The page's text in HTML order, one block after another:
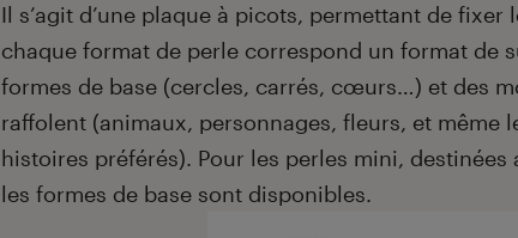
Il s’agit d’une plaque à picots, permettant de fixer
chaque format de perle correspond un format de
formes de base (cercles, carrés, cœurs…) et des
raffolent (animaux, personnages, fleurs, et même
histoires préférés). Pour les perles mini, destinées
les formes de base sont disponibles.